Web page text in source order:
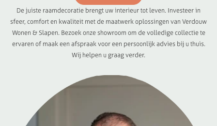
De juiste raamdecoratie brengt uw interieur tot leven. Investeer in
sfeer, comfort en kwaliteit met de maatwerk oplossingen van Verdouw
Wonen & Slapen. Bezoek onze showroom om de volledige collectie te
ervaren of maak een afspraak voor een persoonlijk advies bij u thuis.
Wij helpen u graag verder.